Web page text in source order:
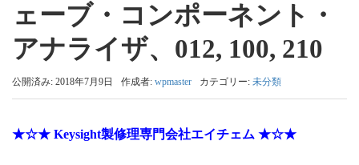
ェーブ・コンポーネント・
アナライザ、012, 100, 210
公開済み: 2018年7月9日 作成者: wpmaster カテゴリー: 未分類
★☆★ Keysight製修理専門会社エイチェム ★☆★